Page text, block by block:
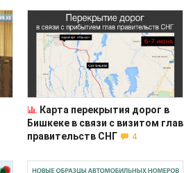
Карта перекрытия дорог в
Бишкеке в связи с визитом глав
правительств СНГ
4